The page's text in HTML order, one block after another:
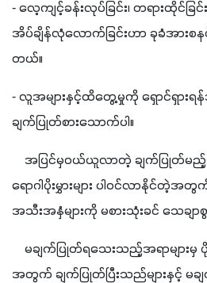
- လေ့ကျင့်ခန်းလုပ်ခြင်း၊ တရားထိုင်ခြ
အိပ်ချိန်လုံလောက်ခြင်းဟာ ခုခံအား
တယ်။
- လူအများနှင့်ထိတွေ့မှုကို ရှောင်ရှား
ချက်ပြုတ်စားသောက်ပါ။
အပြင်မှဝယ်ယူလာတဲ့ ချက်ပြုတ်မည့်အ
ရောဂါပိုးမွှားများ ပါဝင်လာနိုင်တဲ့
အသီးအနှံများကို မစားသုံးခင် သေချာ
မချက်ပြုတ်ရသေးသည့်အရာများမှ ပိုး
အတွက် ချက်ပြုတ်ပြီးသည်များနှင့် မ